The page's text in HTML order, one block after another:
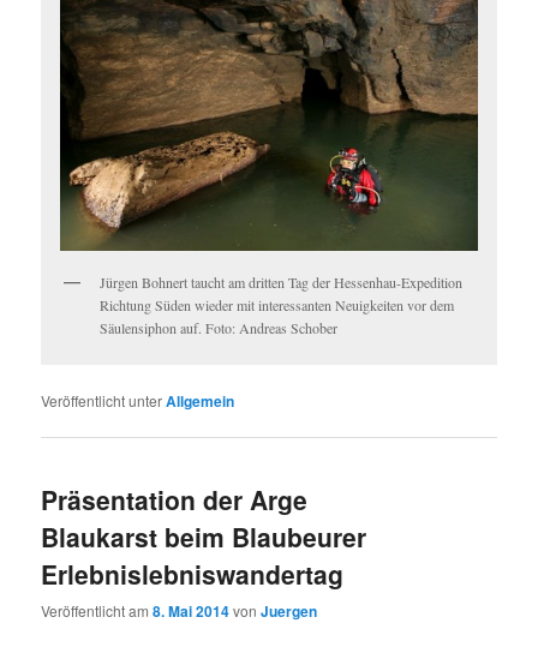
Jürgen Bohnert taucht am dritten Tag der Hessenhau-Expedition
Richtung Süden wieder mit interessanten Neuigkeiten vor dem
Säulensiphon auf. Foto: Andreas Schober
Veröffentlicht unterAllgemein
Präsentation der Arge
Blaukarst beim Blaubeurer
Erlebnislebniswandertag
Veröffentlicht am8. Mai 2014vonJuergen